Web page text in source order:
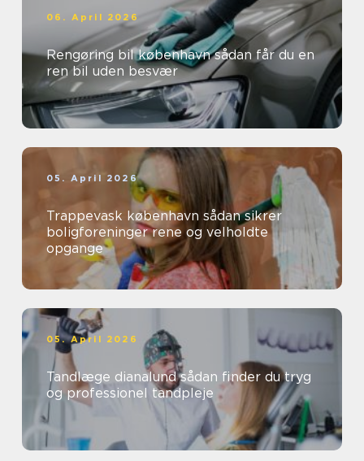
06. April 2026
Rengøring bil københavn sådan får du en
ren bil uden besvær
05. April 2026
Trappevask københavn sådan sikrer
boligforeninger rene og velholdte
opgange
05. April 2026
Tandlæge dianalund sådan finder du tryg
og professionel tandpleje